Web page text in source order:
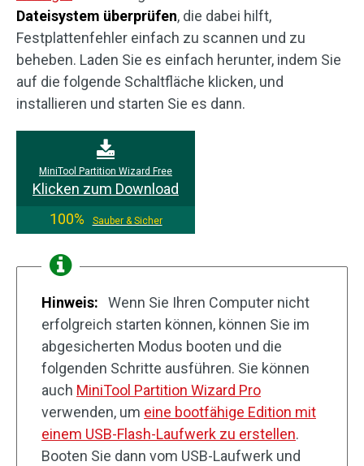
Dateisystem überprüfen, die dabei hilft,
Festplattenfehler einfach zu scannen und zu
beheben. Laden Sie es einfach herunter, indem Sie
auf die folgende Schaltfläche klicken, und
installieren und starten Sie es dann.
MiniTool Partition Wizard Free
Klicken zum Download
100%
Sauber & Sicher
Hinweis:
Wenn Sie Ihren Computer nicht
erfolgreich starten können, können Sie im
abgesicherten Modus booten und die
folgenden Schritte ausführen. Sie können
auch MiniTool Partition Wizard Pro
verwenden, um eine bootfähige Edition mit
einem USB-Flash-Laufwerk zu erstellen.
Booten Sie dann vom USB-Laufwerk und